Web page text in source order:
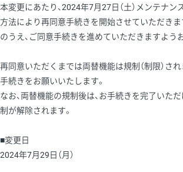
本変更にあたり、2024年7月27日（土）メンテナン
方法により再同意手続きを開始させていただきま
のうえ、ご同意手続きを進めていただきますよう
再同意いただくまでは両替機能は規制（制限）さ
手続きをお願いいたします。
なお、両替機能の規制後は、お手続きを完了いた
制が解除されます。
■変更日
2024年7月29日（月）